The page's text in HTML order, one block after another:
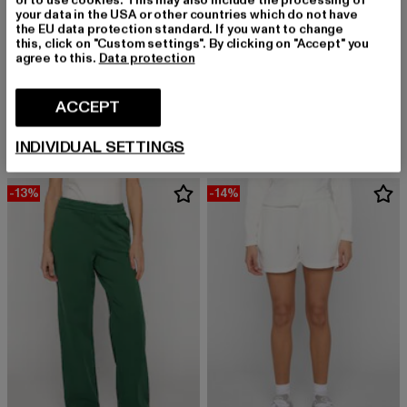
PEGADOR
Atna Logo Oversized
EUR 67,19
Derzeitiger Preis: EUR 67,19
-13% -14%
your data in the USA or other countries which do not have
the EU data protection standard. If you want to change
this, click on "Custom settings". By clicking on "Accept" you
agree to this. Data protection
ACCEPT
INDIVIDUAL SETTINGS